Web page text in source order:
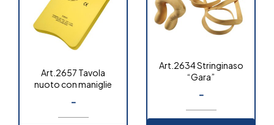
Art.2657 Tavola
nuoto con maniglie
-
Art.2634 Stringinaso
“Gara”
-